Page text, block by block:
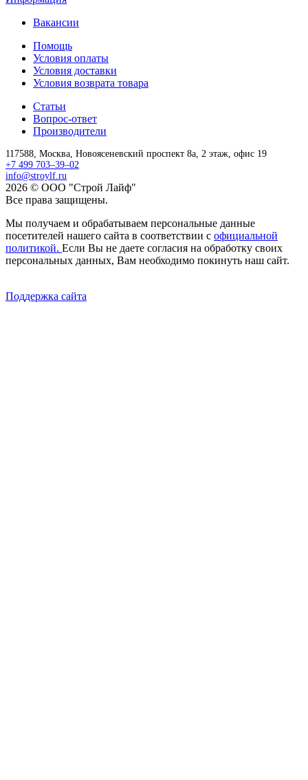
Вакансии
Помощь
Условия оплаты
Условия доставки
Условия возврата товара
Статьи
Вопрос-ответ
Производители
117588, Москва, Новоясеневский проспект 8а, 2 этаж, офис 19
+7 499 703–39–02
info@stroylf.ru
2026 © ООО "Строй Лайф"
Все права защищены.
Мы получаем и обрабатываем персональные данные
посетителей нашего сайта в соответствии с официальной
политикой. Если Вы не даете согласия на обработку своих
персональных данных, Вам необходимо покинуть наш сайт.
Поддержка сайта